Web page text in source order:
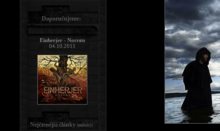
Doporučujeme:
Einherjer - Norrøn
04.10.2011
Nejčtenější články (měsíc):